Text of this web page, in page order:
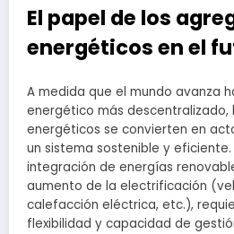
El papel de los
energéticos en el
A medida que el mundo avanza
energético más descentralizado,
energéticos se convierten en
un sistema sostenible y
integración de energías
aumento de la electrificación
calefacción eléctrica, etc.),
flexibilidad y capacidad de